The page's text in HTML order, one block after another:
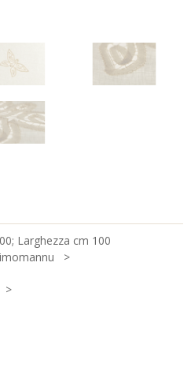
Larghezza cm 100